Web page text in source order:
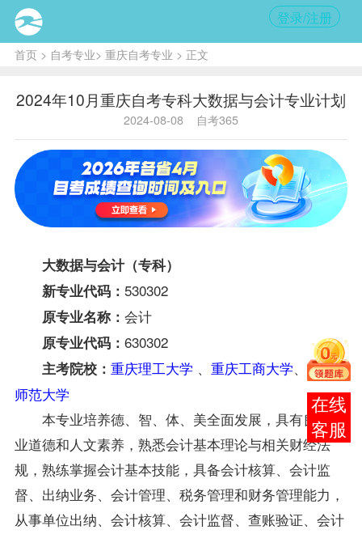
登录/注册
首页> 自考专业> 重庆自考专业 > 正文
2024年10月重庆自考专科大数据与会计专业计划
2024-08-08 自考365
大数据与会计（专科）
新专业代码： 530302
原专业名称： 会计
原专业代码： 630302
主考院校： 重庆理工大学 、 重庆工商大学、重庆
师范大学
本专业培养德、智、体、美全面发展，具有良好职
业道德和人文素养，熟悉会计基本理论与相关财经法
规，熟练掌握会计基本技能，具备会计核算、会计监
督、出纳业务、会计管理、税务管理和财务管理能力，
从事单位出纳、会计核算、会计监督、查账验证、会计
报考
咨询